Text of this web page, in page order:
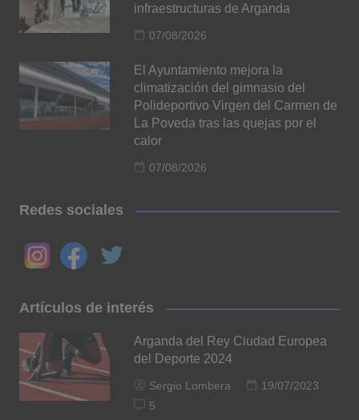
infraestructuras de Arganda
07/08/2026
El Ayuntamiento mejora la
climatización del gimnasio del
Polideportivo Virgen del Carmen de
La Poveda tras las quejas por el
calor
07/08/2026
Redes sociales
Artículos de interés
Arganda del Rey Ciudad Europea
del Deporte 2024
Sergio Lombera
19/07/2023
5